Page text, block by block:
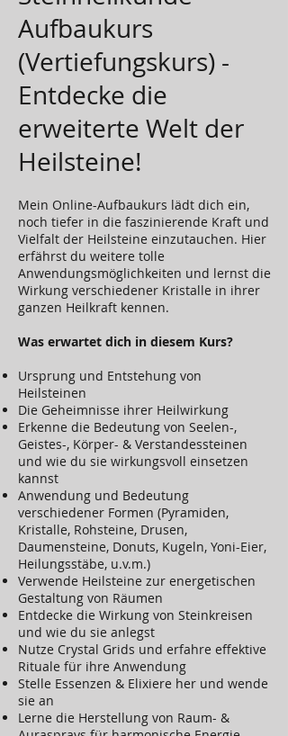
Aufbaukurs
(Vertiefungskurs) -
Entdecke die
erweiterte Welt der
Heilsteine!
Mein Online-Aufbaukurs lädt dich ein,
noch tiefer in die faszinierende Kraft und
Vielfalt der Heilsteine einzutauchen. Hier
erfährst du weitere tolle
Anwendungsmöglichkeiten und lernst die
Wirkung verschiedener Kristalle in ihrer
ganzen Heilkraft kennen.
Was erwartet dich in diesem Kurs?
Ursprung und Entstehung von
Heilsteinen
Die Geheimnisse ihrer Heilwirkung
Erkenne die Bedeutung von Seelen-,
Geistes-, Körper- & Verstandessteinen
und wie du sie wirkungsvoll einsetzen
kannst
Anwendung und Bedeutung
verschiedener Formen (Pyramiden,
Kristalle, Rohsteine, Drusen,
Daumensteine, Donuts, Kugeln, Yoni-Eier,
Heilungsstäbe, u.v.m.)
Verwende Heilsteine zur energetischen
Gestaltung von Räumen
Entdecke die Wirkung von Steinkreisen
und wie du sie anlegst
Nutze Crystal Grids und erfahre effektive
Rituale für ihre Anwendung
Stelle Essenzen & Elixiere her und wende
sie an
Lerne die Herstellung von Raum- &